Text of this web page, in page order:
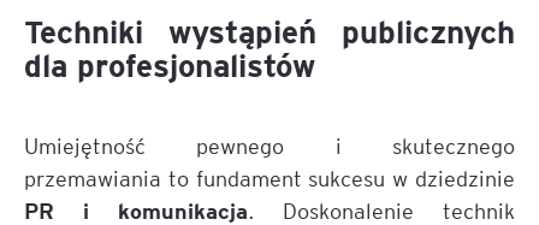
Techniki wystąpień publicznych
dla profesjonalistów
Umiejętność pewnego i skutecznego
przemawiania to fundament sukcesu w dziedzinie
PR i komunikacja. Doskonalenie technik